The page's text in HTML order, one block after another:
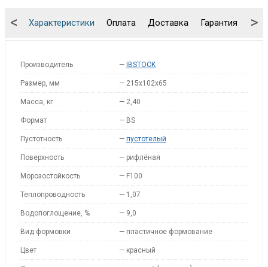
Характеристики Оплата Доставка Гарантия
< >
Производитель — IBSTOCK
Размер, мм — 215х102х65
Масса, кг — 2,40
Формат — BS
Пустотность — пустотелый
Поверхность — рифлёная
Морозостойкость — F100
Теплопроводность — 1,07
Водопоглощение, % — 9,0
Вид формовки — пластичное формование
Цвет — красный